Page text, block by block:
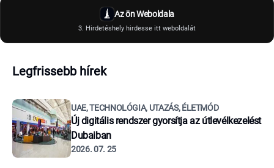
Az ön Weboldala
3. Hirdetéshely hirdesse itt weboldalát
Legfrissebb hírek
UAE, TECHNOLÓGIA, UTAZÁS, ÉLETMÓD
Új digitális rendszer gyorsítja az útlevélkezelést
Dubaiban
2026. 07. 25